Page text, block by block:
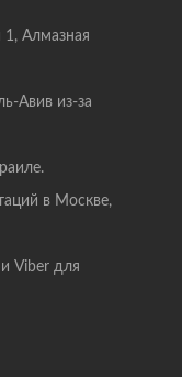
1, Алмазная
Авив из-за
в Москве,
Viber для